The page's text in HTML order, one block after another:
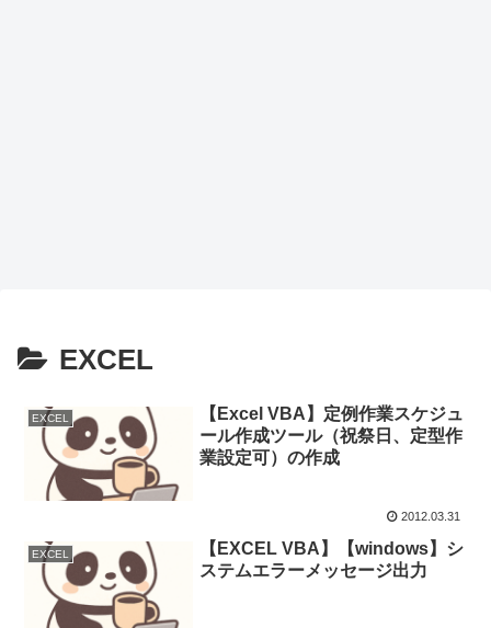
EXCEL
EXCEL
【Excel VBA】定例作業スケジュ
ール作成ツール（祝祭日、定型作
業設定可）の作成
2012.03.31
EXCEL
【EXCEL VBA】【windows】シ
ステムエラーメッセージ出力